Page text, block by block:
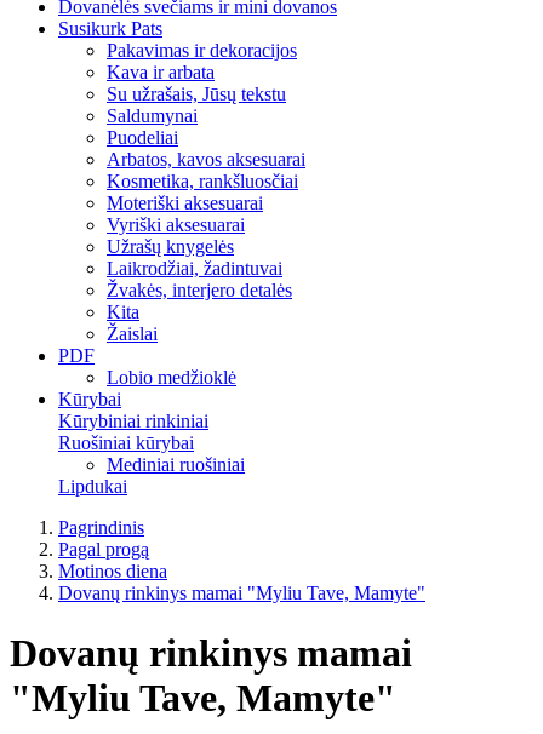
Dovanėlės svečiams ir mini dovanos
Susikurk Pats
Pakavimas ir dekoracijos
Kava ir arbata
Su užrašais, Jūsų tekstu
Saldumynai
Puodeliai
Arbatos, kavos aksesuarai
Kosmetika, rankšluosčiai
Moteriški aksesuarai
Vyriški aksesuarai
Užrašų knygelės
Laikrodžiai, žadintuvai
Žvakės, interjero detalės
Kita
Žaislai
PDF
Lobio medžioklė
Kūrybai
Kūrybiniai rinkiniai
Ruošiniai kūrybai
Mediniai ruošiniai
Lipdukai
Pagrindinis
Pagal progą
Motinos diena
Dovanų rinkinys mamai "Myliu Tave, Mamyte"
Dovanų rinkinys mamai
"Myliu Tave, Mamyte"